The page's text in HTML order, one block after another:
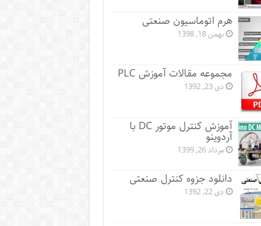
هرم اتوماسیون صنعتی
بهمن 18, 1398
مجموعه مقالات آموزش PLC
دی 23, 1392
آموزش کنترل موتور DC با
آردوینو
مرداد 26, 1399
دانلود جزوه کنترل صنعتی
دی 22, 1392